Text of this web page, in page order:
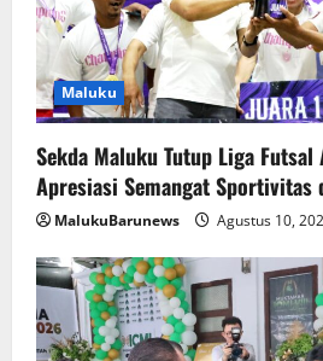
Maluku
Sekda Maluku Tutup Liga Futsal
Apresiasi Semangat Sportivitas
MalukuBarunews Agustus 10,